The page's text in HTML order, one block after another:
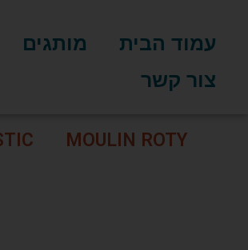
עמוד הבית מותגים
צור קשר
MOULIN ROTY